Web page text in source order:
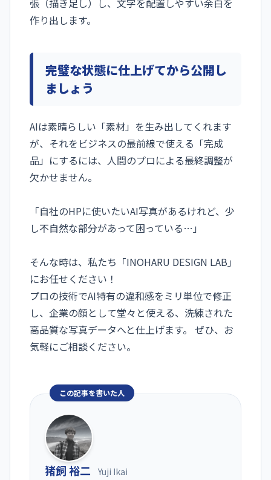
張（描き足し）し、文字を配置しやすい余白を
作り出します。
完璧な状態に仕上げてから公開し
ましょう
AIは素晴らしい「素材」を生み出してくれます
が、それをビジネスの最前線で使える「完成
品」にするには、人間のプロによる最終調整が
欠かせません。
「自社のHPに使いたいAI写真があるけれど、少
し不自然な部分があって困っている…」
そんな時は、私たち「INOHARU DESIGN LAB」
にお任せください！
プロの技術でAI特有の違和感をミリ単位で修正
し、企業の顔として堂々と使える、洗練された
高品質な写真データへと仕上げます。 ぜひ、お
気軽にご相談ください。
この記事を書いた人
猪飼 裕二 Yuji Ikai